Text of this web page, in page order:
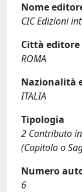
Nome
CIC Edizioni
Città editore
ROMA
Nazionalità
ITALIA
Tipologia
2 Contributo
(Capitolo o
Numero
6